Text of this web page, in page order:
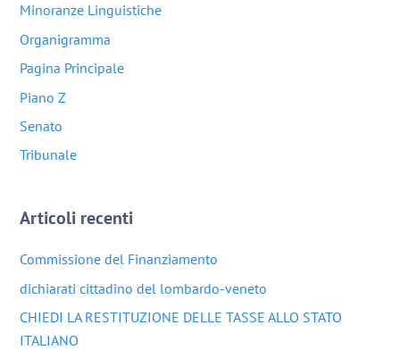
Minoranze Linguistiche
Organigramma
Pagina Principale
Piano Z
Senato
Tribunale
Articoli recenti
Commissione del Finanziamento
dichiarati cittadino del lombardo-veneto
CHIEDI LA RESTITUZIONE DELLE TASSE ALLO STATO
ITALIANO